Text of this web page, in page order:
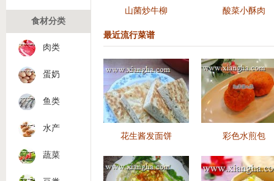
食材分类
肉类
蛋奶
鱼类
水产
蔬菜
山菌炒牛柳 酸菜小酥肉
最近流行菜谱
花生酱发面饼 彩色水煎包